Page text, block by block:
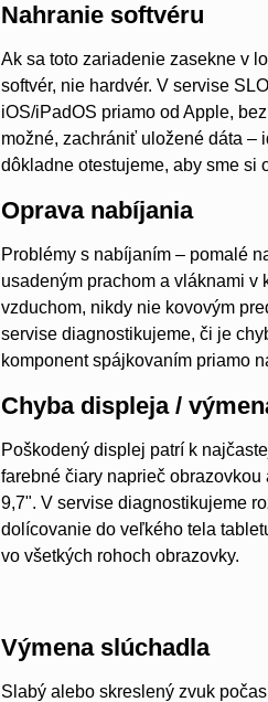
Nahranie softvéru
Ak sa toto zariadenie zasekne v
softvér, nie hardvér. V servise
iOS/iPadOS priamo od Apple,
možné, zachrániť uložené dáta –
dôkladne otestujeme, aby sme si
Oprava nabíjania
Problémy s nabíjaním – pomalé
usadeným prachom a vláknami v
vzduchom, nikdy nie kovovým
servise diagnostikujeme, či je
komponent spájkovaním priamo
Chyba displeja /
Poškodený displej patrí k
farebné čiary naprieč
9,7". V servise diagnostikujeme
dolícovanie do veľkého tela
vo všetkých rohoch obrazovky.
Výmena slúchadla
Slabý alebo skreslený zvuk